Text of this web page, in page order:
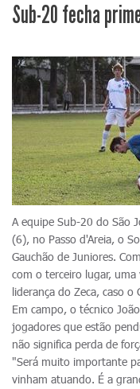
Sub-20 fecha
A equipe Sub-20 do São
(6), no Passo d'Areia, o
Gauchão de Juniores.
com o terceiro lugar,
liderança do Zeca, caso
Em campo, o técnico
jogadores que estão
não significa perda de
"Será muito importante
vinham atuando. É a